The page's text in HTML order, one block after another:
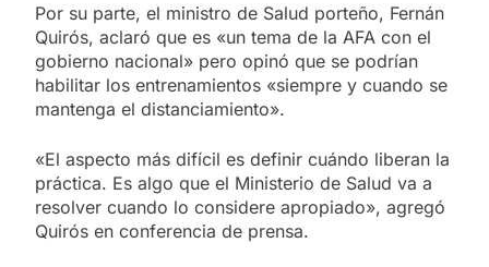
Por su parte, el ministro de Salud porteño, Fernán
Quirós, aclaró que es «un tema de la AFA con el
gobierno nacional» pero opinó que se podrían
habilitar los entrenamientos «siempre y cuando se
mantenga el distanciamiento».
«El aspecto más difícil es definir cuándo liberan la
práctica. Es algo que el Ministerio de Salud va a
resolver cuando lo considere apropiado», agregó
Quirós en conferencia de prensa.